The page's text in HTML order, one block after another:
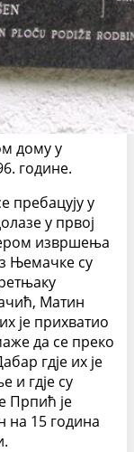
дому у
године.
пребацују у
у првој
извршења
Њемачке су
Матин
је прихватио
да се преко
гдје их је
и гдје су
Прпић је
на 15 година